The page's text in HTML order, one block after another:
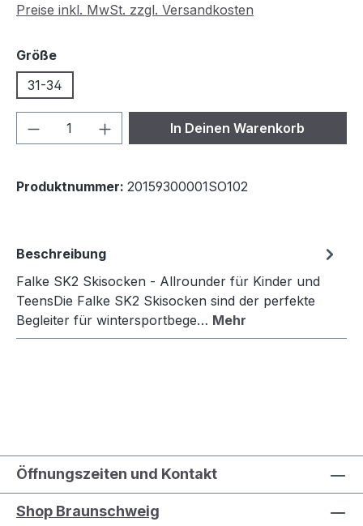
Preise inkl. MwSt. zzgl. Versandkosten
Größeauswählen
31-34
Produkt Anzahl: Gib denIn Deinen Warenkorb
Produktnummer: 20159300001SO102
Beschreibung
Falke SK2 Skisocken - Allrounder für Kinder und
TeensDie Falke SK2 Skisocken sind der perfekte
Begleiter für wintersportbege… Mehr
Öffnungszeiten und Kontakt
Shop Braunschweig